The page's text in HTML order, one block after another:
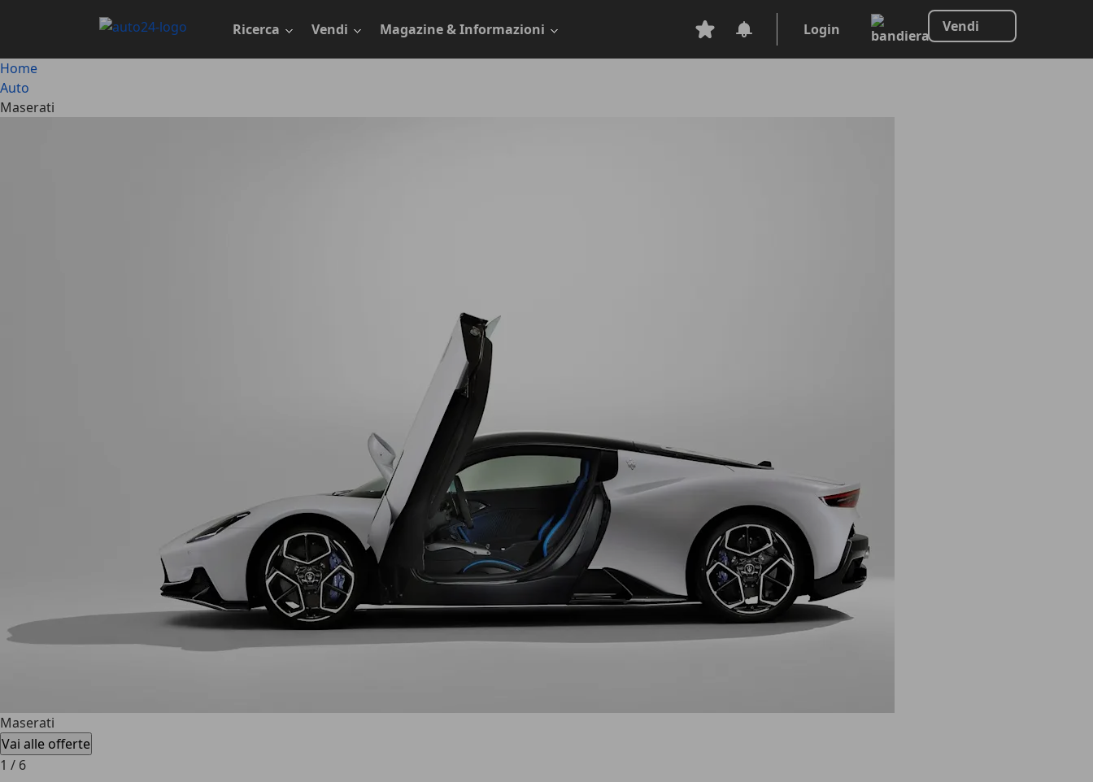
principale
Ricerca Vendi Magazine & Informazioni Login Vendi
Home
Auto
Maserati
Maserati
Vai alle offerte
1 / 6